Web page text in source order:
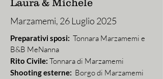
Laura & Michele
Marzamemi, 26 Luglio 2025
Preparativi sposi: Tonnara Marzamemi e
B&B MeNanna
Rito Civile: Tonnara di Marzamemi
Shooting esterne: Borgo di Marzamemi